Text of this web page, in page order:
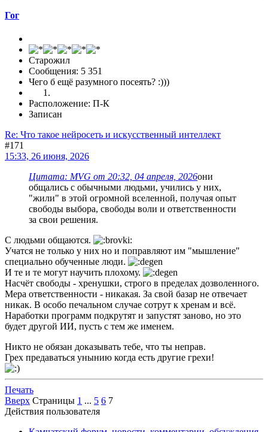
Гог
Старожил
Сообщения: 5 351
Чего б ещё разумного посеять? :)))
Расположение: П-К
Записан
Re: Что такое нейросеть и искусственный интеллект
#171
15:33, 26 июня, 2026
Цитата: MVG от 20:32, 04 апреля, 2026они
общались с обычными людьми, учились у них,
"жили" в этой огромной вселенной, получая опыт
свободы выбора, свободы воли и ответственности
за свои решения.
С людьми общаются.
Учатся не только у них но и поправляют им "мышление"
специально обученные люди.
И те и те могут научить плохому.
Насчёт свободы - хренушки, строго в пределах дозволенного.
Мера ответственности - никакая. За свой базар не отвечает
никак. В особо печальном случае сотрут к хренам и всё.
Наработки программ подкрутят и запустят заново, но это
будет другой ИИ, пусть с тем же именем.
Никто не обязан доказывать тебе, что ты неправ.
Грех предаваться унынию когда есть другие грехи!
Печать
Вверх Страницы 1 ... 5 6 7
Действия пользователя